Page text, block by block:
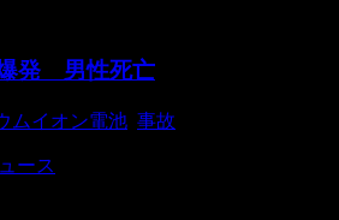
発 男性死亡
ムイオン電池 事故
ース